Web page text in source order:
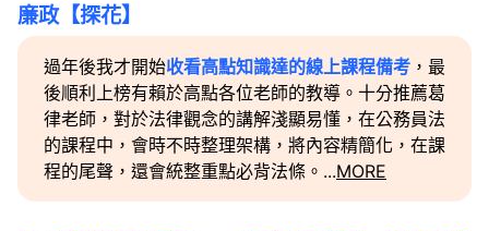
廉政【探花】
過年後我才開始收看高點知識達的線上課程備考 ，最
後順利上榜有賴於高點各位老師的教導。十分推薦葛
律老師，對於法律觀念的講解淺顯易懂，在公務員法
的課程中，會時不時整理架構，將內容精簡化，在課
程的尾聲，還會統整重點必背法條。...MORE